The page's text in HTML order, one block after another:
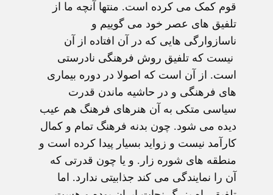
قوم کمک می کرده است. منتها آنچه ما از
تلفیق های عصر خود می گوییم و
ناسازوارگی هایی که در آن افتاده از آن
نیست که تلفیق روش فرهنگی نادرستی
است. از آن است که اصولا در دوره بیماری
های فرهنگی و در حاشیه ماندن قدرت
سیاسی متکی به آن هنرهای فرهنگ هم عیب
دیده می شود. چون بدنه فرهنگ تمام و کمال
کارآمد نیست و زواید بسیار پیدا کرده است و
منطقه های شوره زار. و یا چون قدرتی که
آن را نمایندگی می کند جذابیتی ندارد. اما